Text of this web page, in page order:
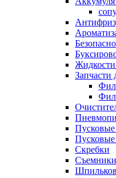
Жидкости
Запчасти
Пусковые
Пусковые
Скребки
Съемники